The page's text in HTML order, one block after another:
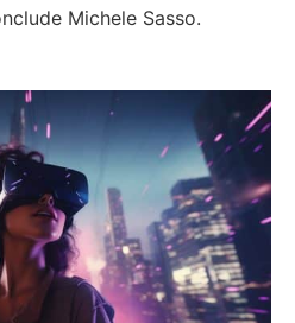
Michele Sasso.